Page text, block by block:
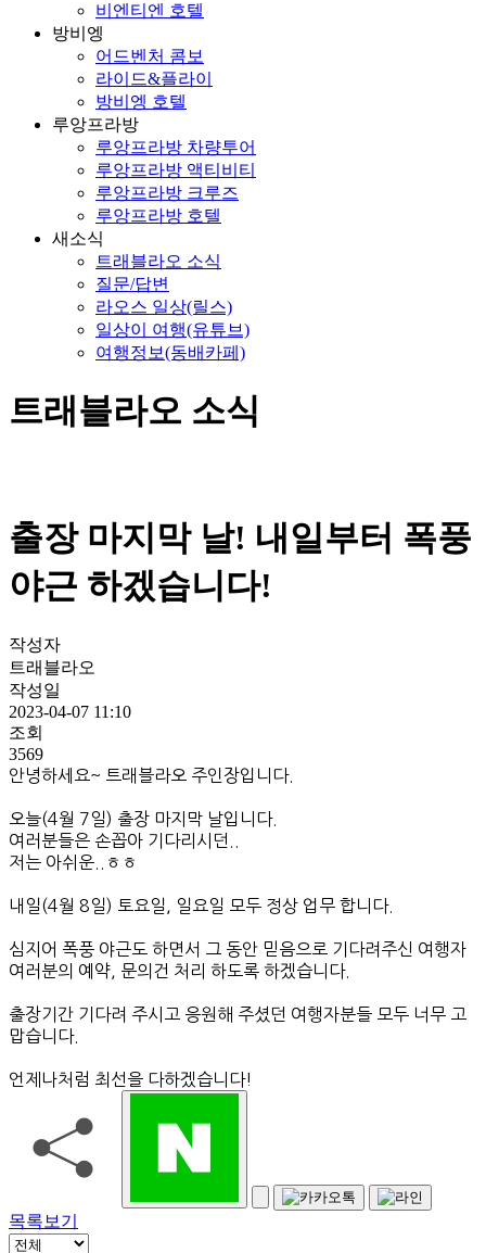
비엔티엔 호텔
방비엥
어드벤처 콤보
라이드&플라이
방비엥 호텔
루앙프라방
루앙프라방 차량투어
루앙프라방 액티비티
루앙프라방 크루즈
루앙프라방 호텔
새소식
트래블라오 소식
질문/답변
라오스 일상(릴스)
일상이 여행(유튜브)
여행정보(동배카페)
트래블라오 소식
출장 마지막 날! 내일부터 폭풍
야근 하겠습니다!
작성자
트래블라오
작성일
2023-04-07 11:10
조회
3569
안녕하세요~ 트래블라오 주인장입니다.
오늘(4월 7일) 출장 마지막 날입니다.
여러분들은 손꼽아 기다리시던..
저는 아쉬운..ㅎㅎ
내일(4월 8일) 토요일, 일요일 모두 정상 업무 합니다.
심지어 폭풍 야근도 하면서 그 동안 믿음으로 기다려주신 여행자
여러분의 예약, 문의건 처리 하도록 하겠습니다.
출장기간 기다려 주시고 응원해 주셨던 여행자분들 모두 너무 고
맙습니다.
언제나처럼 최선을 다하겠습니다!
목록보기